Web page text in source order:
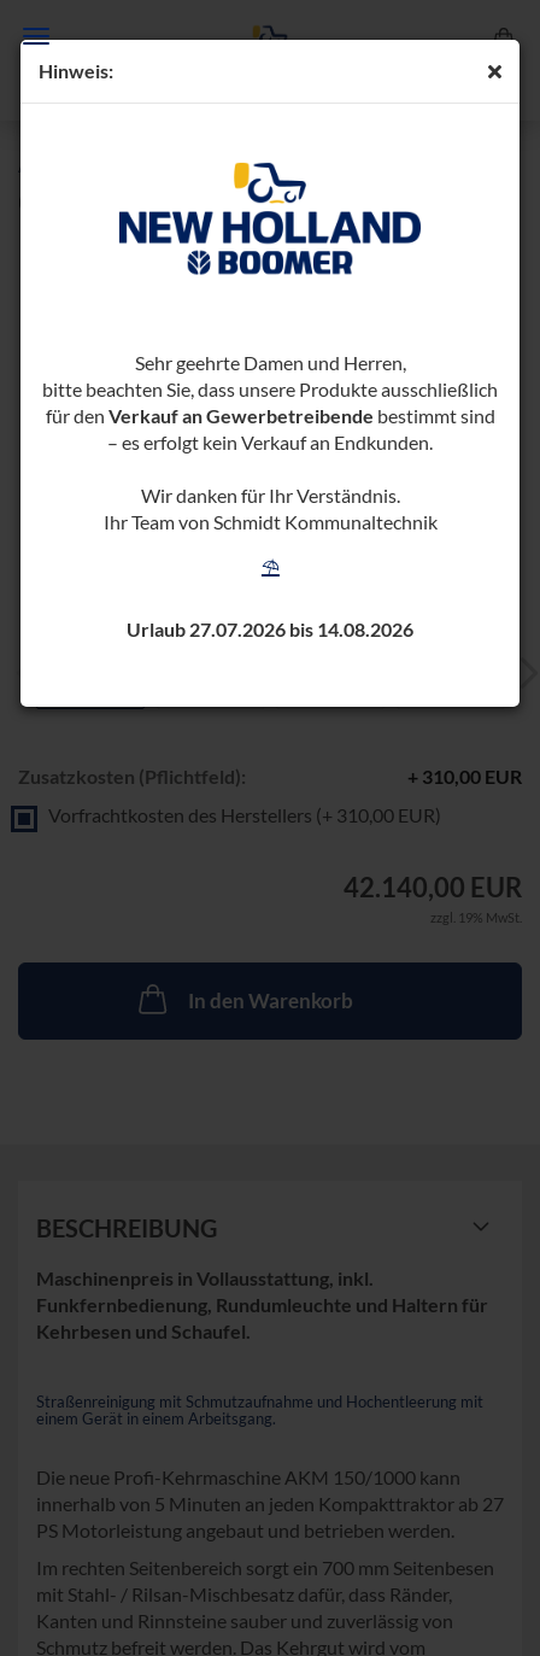
Hin­weis:
Sehr geehrte Damen und Herren,
bitte beachten Sie, dass unsere Produkte ausschließlich
für den Verkauf an Gewerbetreibende bestimmt sind
– es erfolgt kein Verkauf an Endkunden.
Wir danken für Ihr Verständnis.
Ihr Team von Schmidt Kommunaltechnik
⛱️
Urlaub 27.07.2026 bis 14.08.2026
AN­HÄN­GE­KEHR­MA­SCHI­NE AKM 150/1000
1001179-​1000405)
Zusatzkosten (Pflichtfeld):
+ 310,00 EUR
Vorfrachtkosten des Herstellers (+ 310,00 EUR)
42.140,00 EUR
zzgl. 19% MwSt.
In den Warenkorb
BESCHREIBUNG
Maschinenpreis in Vollausstattung, inkl.
Funkfernbedienung, Rundumleuchte und Haltern für
Kehrbesen und Schaufel.
Straßenreinigung mit Schmutzaufnahme und Hochentleerung mit
einem Gerät in einem Arbeitsgang.
Die neue Profi-Kehrmaschine AKM 150/1000 kann
innerhalb von 5 Minuten an jeden Kompakttraktor ab 27
PS Motorleistung angebaut und betrieben werden.
Im rechten Seitenbereich sorgt ein 700 mm Seitenbesen
mit Stahl- / Rilsan-Mischbesatz dafür, dass Ränder,
Kanten und Rinnsteine sauber und zuverlässig von
Schmutz befreit werden. Das Kehrgut wird vom